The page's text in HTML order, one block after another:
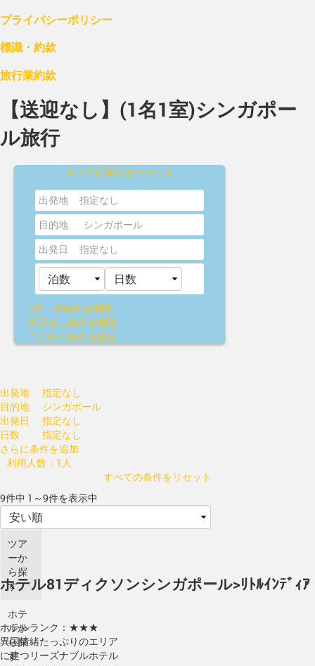
プライバシーポリシー
標識・約款
旅行業約款
【送迎なし】(1名1室)シンガポー
ル旅行
すべての条件をリセット
出発地
指定なし
目的地
シンガポール
出発日
指定なし
1名一室条件を削除
送迎なし条件を削除
こだわり条件を設定
出発地
指定なし
目的地
シンガポール
出発日
指定なし
日数
指定なし
さらに条件を追加
利用人数：1人
すべての条件をリセット
9件中 1～9件を表示中
ツア
ーか
ら探
す
ホテ
ルか
ら探
す
ホテル81ディクソンシンガポール>ﾘﾄﾙｲﾝﾃﾞｨｱ
ホテルランク：★★★
異国情緒たっぷりのエリア
に建つリーズナブルホテル